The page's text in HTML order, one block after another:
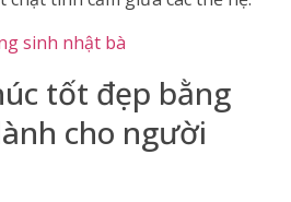
sinh nhật bà
tốt đẹp bằng
cho người